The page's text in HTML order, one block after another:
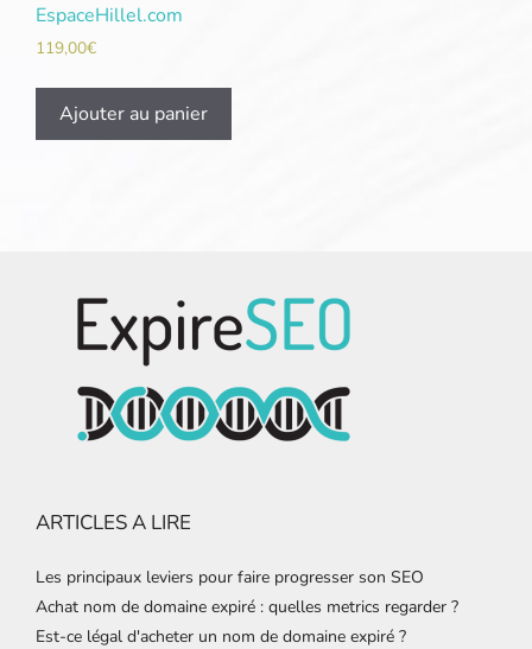
EspaceHillel.com
119,00€
Ajouter au panier
ARTICLES A LIRE
Les principaux leviers pour faire progresser son SEO
Achat nom de domaine expiré : quelles metrics regarder ?
Est-ce légal d'acheter un nom de domaine expiré ?